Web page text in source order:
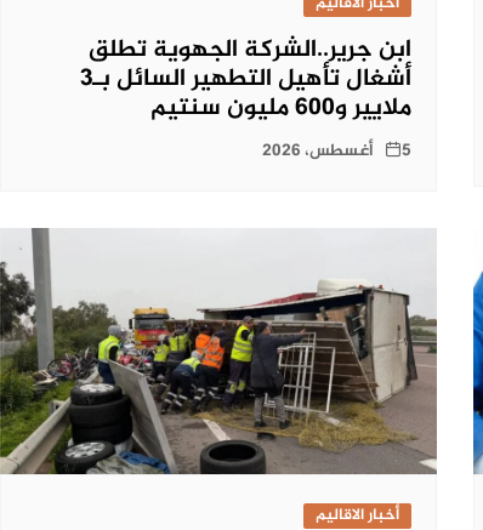
ابن جرير..الشركة الجهوية تطلق
أشغال تأهيل التطهير السائل بـ3
ملايير و600 مليون سنتيم
5 أغسطس، 2026
أخبار الاقاليم